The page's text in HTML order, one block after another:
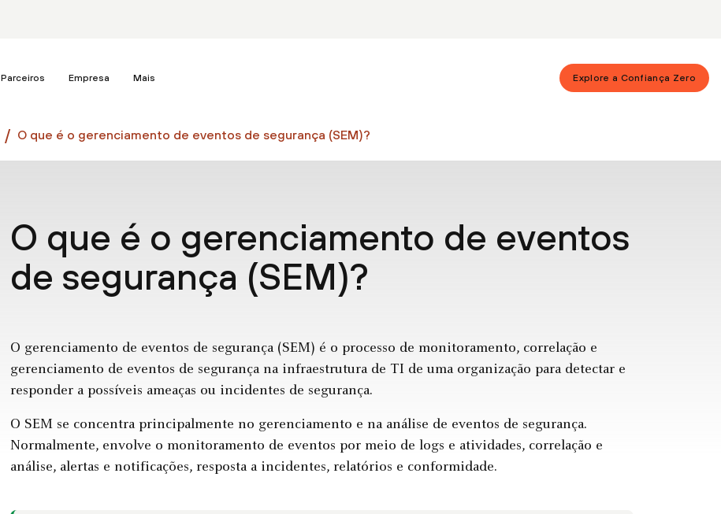
Parceiros Empresa Mais Explore a Confiança Zero
O que é o gerenciamento de eventos de segurança (SEM)?
O que é o gerenciamento de eventos
de segurança (SEM)?
O gerenciamento de eventos de segurança (SEM) é o processo de monitoramento, correlação e
gerenciamento de eventos de segurança na infraestrutura de TI de uma organização para detectar e
responder a possíveis ameaças ou incidentes de segurança.
O SEM se concentra principalmente no gerenciamento e na análise de eventos de segurança.
Normalmente, envolve o monitoramento de eventos por meio de logs e atividades, correlação e
análise, alertas e notificações, resposta a incidentes, relatórios e conformidade.